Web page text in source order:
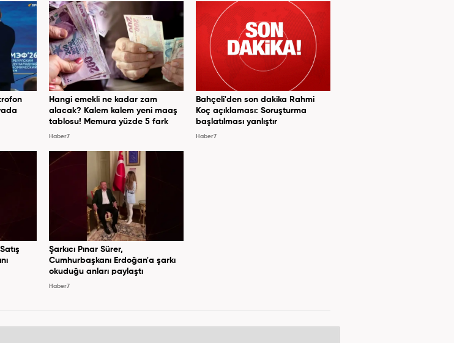
Hangi emekli ne kadar zam
alacak? Kalem kalem yeni maaş
tablosu! Memura yüzde 5 fark
Haber7
Bahçeli'den son dakika Rahmi
Koç açıklaması: Soruşturma
başlatılması yanlıştır
Haber7
Şarkıcı Pınar Sürer,
Cumhurbaşkanı Erdoğan'a şarkı
okuduğu anları paylaştı
Haber7